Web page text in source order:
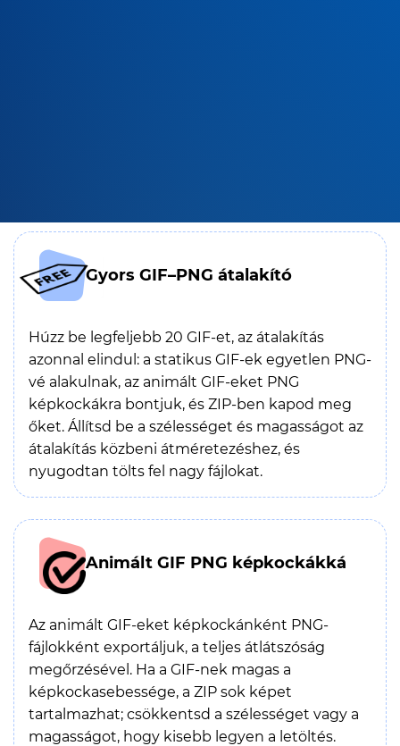
Gyors GIF–PNG átalakító
Húzz be legfeljebb 20 GIF-et, az átalakítás
azonnal elindul: a statikus GIF-ek egyetlen PNG-
vé alakulnak, az animált GIF-eket PNG
képkockákra bontjuk, és ZIP-ben kapod meg
őket. Állítsd be a szélességet és magasságot az
átalakítás közbeni átméretezéshez, és
nyugodtan tölts fel nagy fájlokat.
Animált GIF PNG képkockákká
Az animált GIF-eket képkockánként PNG-
fájlokként exportáljuk, a teljes átlátszóság
megőrzésével. Ha a GIF-nek magas a
képkockasebessége, a ZIP sok képet
tartalmazhat; csökkentsd a szélességet vagy a
magasságot, hogy kisebb legyen a letöltés.